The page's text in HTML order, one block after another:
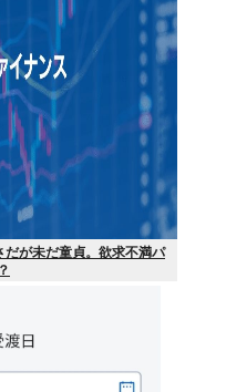
だが未だ童貞。欲求不満パ